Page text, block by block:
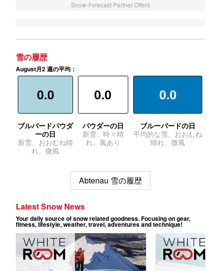
Snow-Forecast Partner Offers
雪の履歴
August月2 週の平均：
0.0
ブルバードパウダ
ーの日
新雪、おおむね晴
れ、微風
0.0
パウダーの日
新雪、時々晴
れ、風あり
0.0
ブルーバードの日
平均的な雪、おおむね
晴れ、微風
Abtenau 雪の履歴